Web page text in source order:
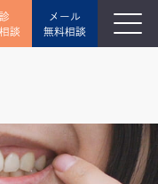
談
メール
無料相談